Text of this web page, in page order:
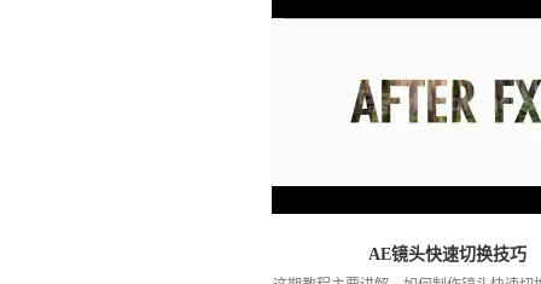
AE镜头快速切换技巧